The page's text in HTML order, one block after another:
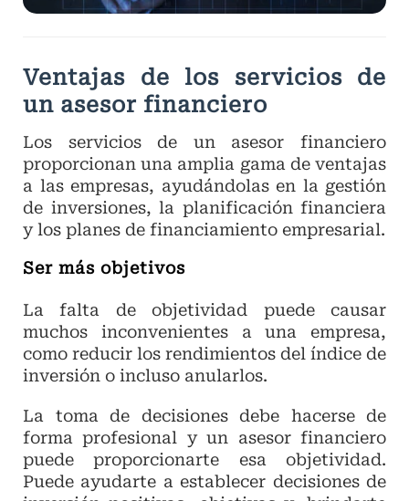
Ventajas de los servicios de
un asesor financiero
Los servicios de un asesor financiero
proporcionan una amplia gama de ventajas
a las empresas, ayudándolas en la gestión
de inversiones, la planificación financiera
y los planes de financiamiento empresarial.
Ser más objetivos
La falta de objetividad puede causar
muchos inconvenientes a una empresa,
como reducir los rendimientos del índice de
inversión o incluso anularlos.
La toma de decisiones debe hacerse de
forma profesional y un asesor financiero
puede proporcionarte esa objetividad.
Puede ayudarte a establecer decisiones de